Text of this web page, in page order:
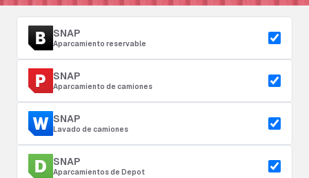
SNAP
Aparcamiento reservable
SNAP
Aparcamiento de camiones
SNAP
Lavado de camiones
SNAP
Aparcamientos de Depot